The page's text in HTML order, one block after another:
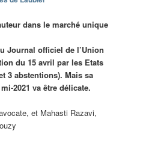
dans le marché unique
Journal officiel de l’Union
du 15 avril par les Etats
3 abstentions). Mais sa
2021 va être délicate.
et Mahasti Razavi,